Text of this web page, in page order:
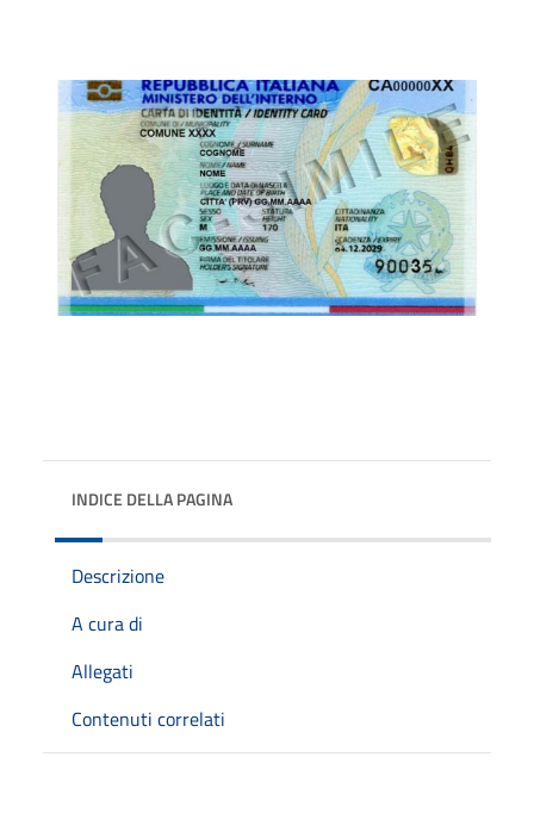
INDICE DELLA PAGINA
Descrizione
A cura di
Allegati
Contenuti correlati